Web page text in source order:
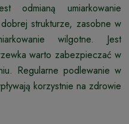
odmianą umiarkowanie
strukturze, zasobne w
wilgotne. Jest
warto zabezpieczać w
Regularne podlewanie w
korzystnie na zdrowie